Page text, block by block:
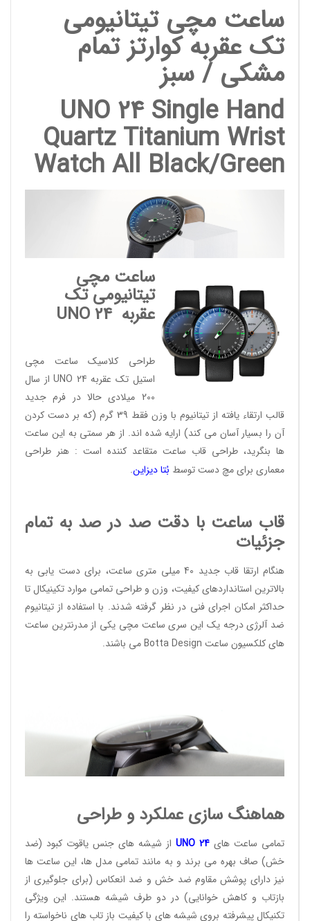
ساعت مچی تیتانیومی
تک عقربه کوارتز تمام
مشکی / سبز
UNO 24 Single Hand
Quartz Titanium Wrist
Watch All Black/Green
ساعت مچی
تیتانیومی تک
عقربهUNO 24
طراحی کلاسیک ساعت مچی
استیل تک عقربه UNO 24 از سال
200 میلادی حالا در فرم جدید
قالب ارتقاء یافته از تیتانیوم با وزن فقط 39 گرم (که بر دست کردن
آن را بسیار آسان می کند) ارایه شده اند. از هر سمتی به این ساعت
ها بنگرید، طراحی قاب ساعت متقاعد کننده است : هنر طراحی
معماری برای مچ دست توسط بُتا دیزاین.
قاب ساعت با دقت صد در صد به تمام
جزئیات
هنگام ارتقا قاب جدید 40 میلی متری ساعت، برای دست یابی به
بالاترین استانداردهای کیفیت، وزن و طراحی تمامی موارد تکینیکال تا
حداکثر امکان اجرای فنی در نظر گرفته شدند. با استفاده از تیتانیوم
ضد آلرژی درجه یک این سری ساعت مچی یکی از مدرنترین ساعت
های کلکسیون ساعت Botta Designمی باشند.
هماهنگ سازی عملکرد و طراحی
تمامی ساعت های UNO 24
از شیشه های جنس یاقوت کبود (ضد
خش) صاف بهره می برند و به مانند تمامی مدل ها، این ساعت ها
نیز دارای پوشش مقاوم ضد خش و ضد انعکاس (برای جلوگیری از
بازتاب و کاهش خوانایی) در دو طرف شیشه هستند. این ویژگی
تکنیکال پیشرفته بروی شیشه های با کیفیت باز تاب های ناخواسته را